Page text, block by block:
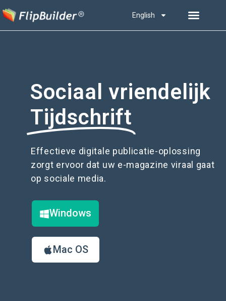
English
Sociaal vriendelijk
Tijdschrift
Effectieve digitale publicatie-oplossing
zorgt ervoor dat uw e-magazine viraal gaat
op sociale media.
Windows
Mac OS